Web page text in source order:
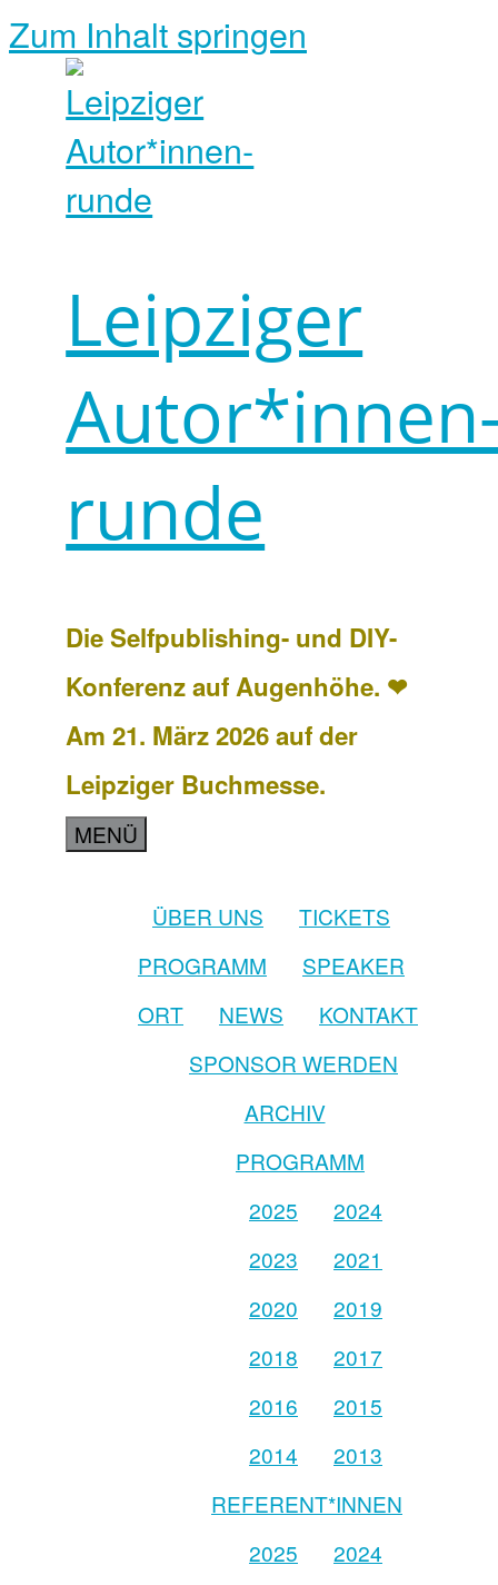
Zum Inhalt springen
Leipziger
runde
Die Selfpublishing- und DIY-
Konferenz auf Augenhöhe. ❤
Am 21. März 2026 auf der
Leipziger Buchmesse.
MENÜ
ÜBER UNS
TICKETS
PROGRAMM
SPEAKER
ORT
NEWS
KONTAKT
SPONSOR WERDEN
ARCHIV
PROGRAMM
2025
2024
2023
2021
2020
2019
2018
2017
2016
2015
2014
2013
REFERENT*INNEN
2025
2024